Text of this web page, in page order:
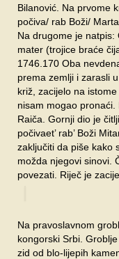
Bilanović. Na prvome
počiva/ rab Boži/
Na drugome je natpis:
mater (trojice braće
1746.170 Oba
prema zemlji i zarasli
križ, zacijelo na
nisam mogao
Raiča. Gornji dio je
počivaet’ rab’ Boži
zaključiti da piše kako
možda njegovi sinovi.
povezati. Riječ je
Na pravoslavnom
kongorski Srbi.
zid od blo-lijepih